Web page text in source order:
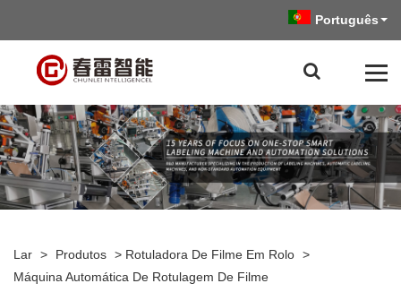
Português
Lar > Produtos > Rotuladora De Filme Em Rolo >
Máquina Automática De Rotulagem De Filme